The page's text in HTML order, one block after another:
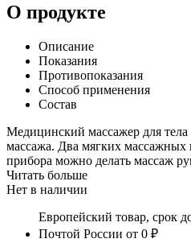
О продукте
Описание
Показания
Противопоказания
Способ применения
Состав
Медицинский массажер для
массажа. Два мягких массажных
прибора можно делать массаж
Читать больше
Нет в наличии
Европейский товар, срок
Почтой России от 0 ₽